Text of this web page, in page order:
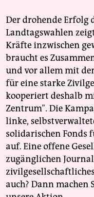
Der drohende Erfolg
Landtagswahlen
Kräfte inzwischen
braucht es
und vor allem mit
für eine starke
kooperiert deshalb
Zentrum". Die
linke,
solidarischen Fonds
auf. Eine offene
zugänglichen
auch? Dann machen